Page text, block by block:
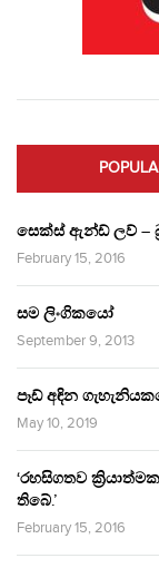
සෙක්ස් ඇන්ඩ් ලව් –
February 15, 2016
සම ලිංගිකයෝ
September 9, 2013
පෑඩ් අඳින
May 10, 2019
‘රහසිගතව
තිබේ.’
February 15, 2016